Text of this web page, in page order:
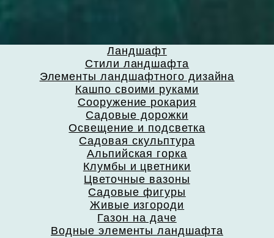
Ландшафт
Стили ландшафта
Элементы ландшафтного дизайна
Кашпо своими руками
Сооружение рокария
Садовые дорожки
Освещение и подсветка
Садовая скульптура
Альпийская горка
Клумбы и цветники
Цветочные вазоны
Садовые фигуры
Живые изгороди
Газон на даче
Водные элементы ландшафта